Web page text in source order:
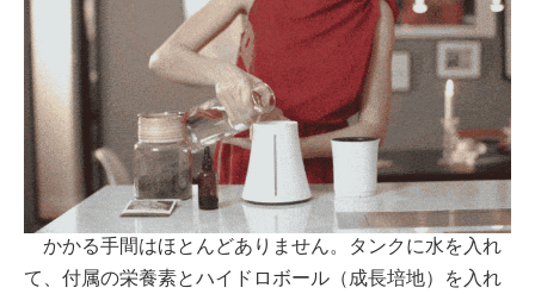
かかる手間はほとんどありません。タンクに水を入れ
て、付属の栄養素とハイドロボール（成長培地）を入れ